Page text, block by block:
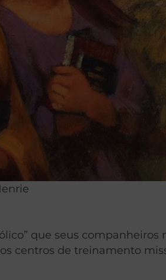
que seus companheiros
centros de treinamento